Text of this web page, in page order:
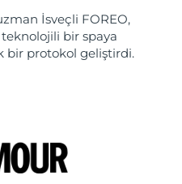
İsveçli FOREO,
bir spaya
bir protokol geliştirdi.